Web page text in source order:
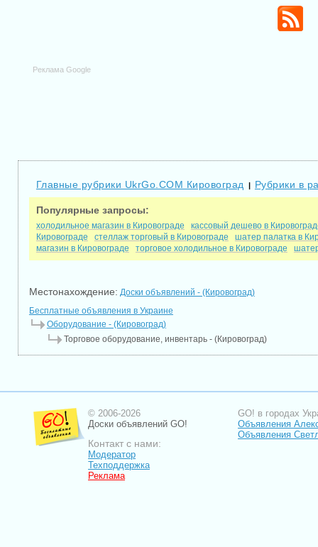
Реклама Google
Главные рубрики UkrGo.COM Кировоград | Рубрики в
Популярные запросы:
холодильное магазин в Кировограде
кассовый дешево в
Кировограде
стеллаж торговый в Кировограде
шатер палатка в
магазин в Кировограде
торговое холодильное в Кировограде
Местонахождение: Доски объявлений - (Кировоград)
Бесплатные объявления в Украине
Оборудование - (Кировоград)
Торговое оборудование, инвентарь - (Кировоград)
© 2006-2026
Доски объявлений GO!
Контакт с нами:
Модератор
Техподдержка
Реклама
GO! в городах
Объявления
Объявления